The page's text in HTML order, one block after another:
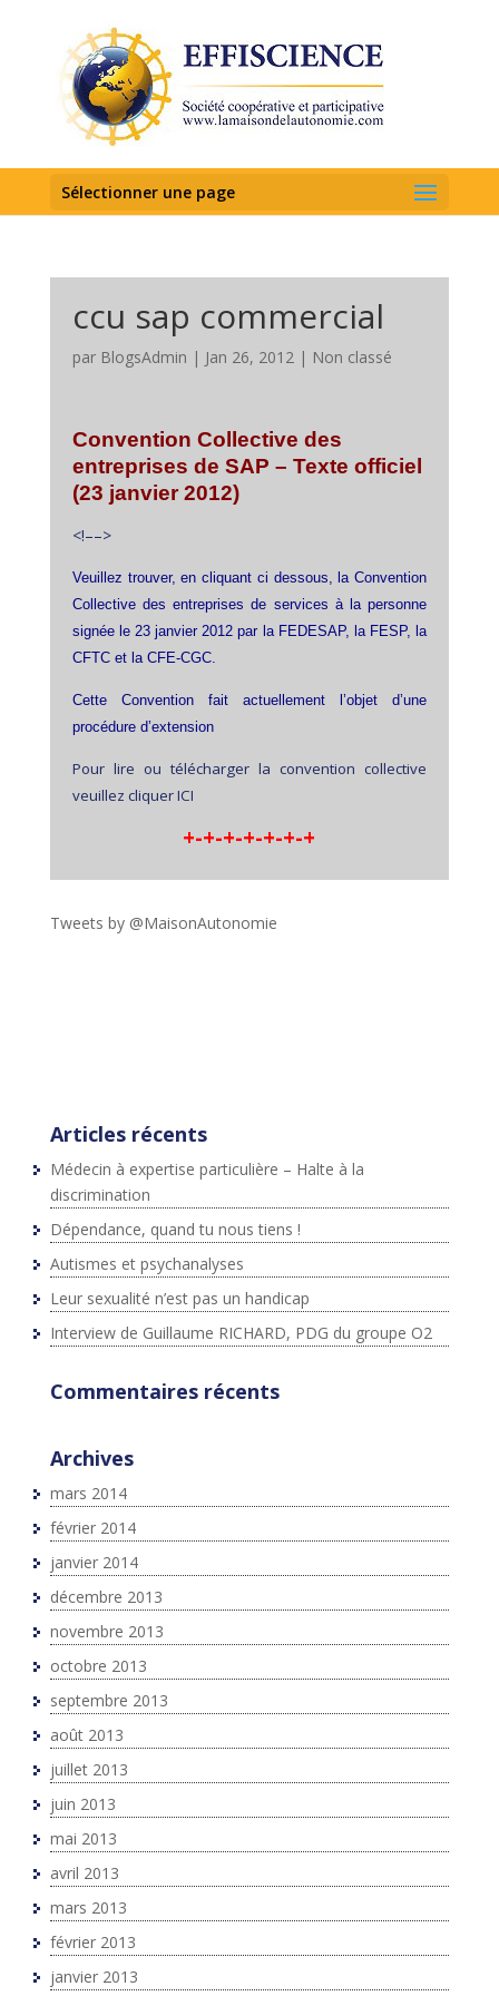
Sélectionner une page
ccu sap commercial
par BlogsAdmin | Jan 26, 2012| Non classé
Convention Collective des
entreprises de SAP – Texte officiel
(23 janvier 2012)
<!––>
Veuillez trouver, en cliquant ci dessous, la Convention
Collective des entreprises de services à la personne
signée le 23 janvier 2012 par la FEDESAP, la FESP, la
CFTC et la CFE-CGC.
Cette Convention fait actuellement l’objet d’une
procédure d’extension
Pour lire ou télécharger la convention collective
veuillez cliquer ICI
+-+-+-+-+-+-+
Tweets by @MaisonAutonomie
Articles récents
Médecin à expertise particulière – Halte à la
discrimination
Dépendance, quand tu nous tiens !
Autismes et psychanalyses
Leur sexualité n’est pas un handicap
Interview de Guillaume RICHARD, PDG du groupe O2
Commentaires récents
Archives
mars 2014
février 2014
janvier 2014
décembre 2013
novembre 2013
octobre 2013
septembre 2013
août 2013
juillet 2013
juin 2013
mai 2013
avril 2013
mars 2013
février 2013
janvier 2013